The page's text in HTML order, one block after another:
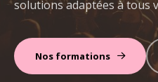
solutions adaptées à tous
Nos formations